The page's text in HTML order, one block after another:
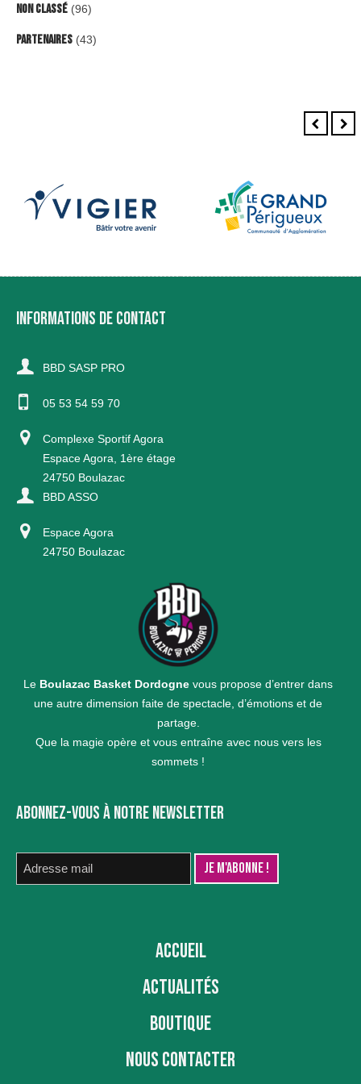
Non classé (96)
Partenaires (43)
INFORMATIONS DE CONTACT
BBD SASP PRO
05 53 54 59 70
Complexe Sportif Agora
Espace Agora, 1ère étage
24750 Boulazac
BBD ASSO
Espace Agora
24750 Boulazac
Le Boulazac Basket Dordogne vous propose d’entrer dans
une autre dimension faite de spectacle, d’émotions et de
partage.
Que la magie opère et vous entraîne avec nous vers les
sommets !
ABONNEZ-VOUS À NOTRE NEWSLETTER
ACCUEIL
ACTUALITÉS
BOUTIQUE
NOUS CONTACTER